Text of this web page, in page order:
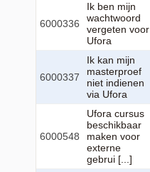
6000336
Ik ben mijn
wachtwoord
vergeten voor
Ufora
6000337
Ik kan mijn
masterproef
niet indienen
via Ufora
6000548
Ufora cursus
beschikbaar
maken voor
externe
gebrui [...]